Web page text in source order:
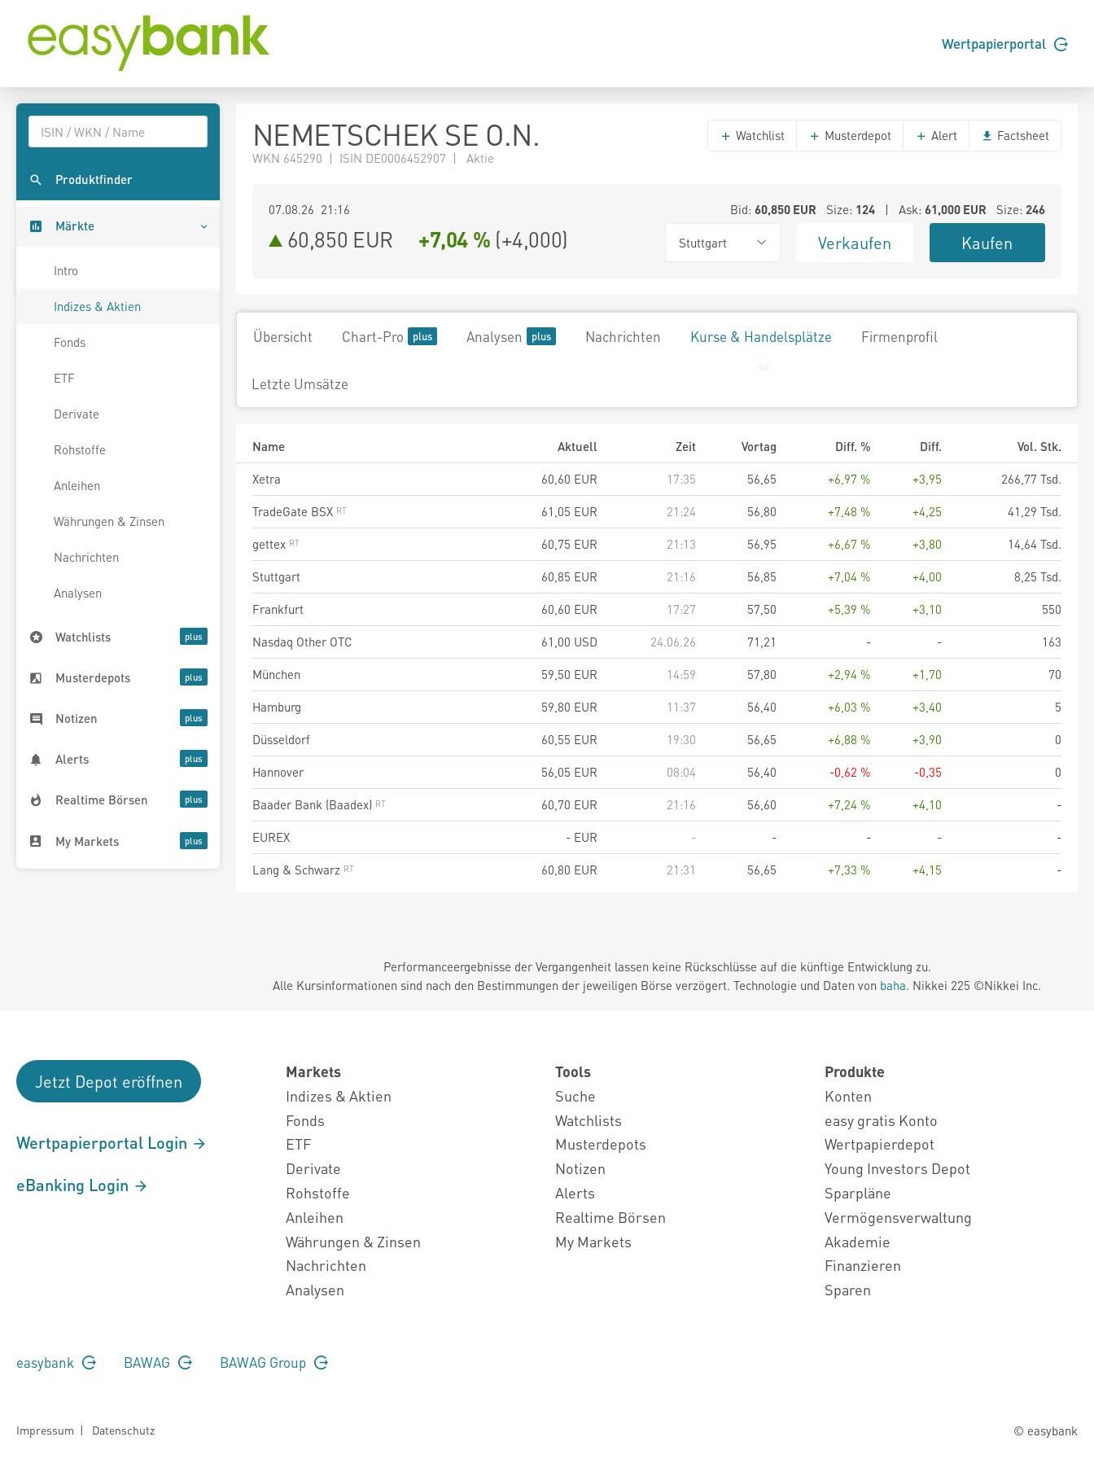
Wertpapierportal
Produktfinder
Märkte
Intro
Indizes & Aktien
Fonds
ETF
Derivate
Rohstoffe
Anleihen
Währungen & Zinsen
Nachrichten
Analysen
Watchlists
Musterdepots
Notizen
Alerts
Realtime Börsen
My Markets
NEMETSCHEK SE O.N.
WKN 645290 | ISIN DE0006452907 | Aktie
Watchlist Musterdepot Alert Factsheet
07.08.26 21:16 Bid: 60,850EUR Size: 124| Ask: 61,000EUR Size: 246
60,850 EUR +7,04 % (+4,000) Stuttgart Verkaufen Kaufen
Übersicht Chart-Pro Analysen Nachrichten Kurse & Handelsplätze Firmenprofil
Letzte Umsätze
Name Aktuell Zeit Vortag Diff. % Diff.
Vol. Stk.
Xetra
60,60 EUR 17:35 56,65 +6,97 % +3,95
266,77 Tsd.
TradeGate BSX
61,05 EUR 21:24 56,80 +7,48 % +4,25
41,29 Tsd.
gettex
60,75 EUR 21:13 56,95 +6,67 % +3,80
14,64 Tsd.
Stuttgart
60,85 EUR 21:16 56,85 +7,04 % +4,00
8,25 Tsd.
Frankfurt
60,60 EUR 17:27 57,50 +5,39 % +3,10
550
Nasdaq Other OTC
61,00 USD 24.06.26 71,21 - -
163
München
59,50 EUR 14:59 57,80 +2,94 % +1,70
70
Hamburg
59,80 EUR 11:37 56,40 +6,03 % +3,40
5
Düsseldorf
60,55 EUR 19:30 56,65 +6,88 % +3,90
0
Hannover
56,05 EUR 08:04 56,40 -0,62 % -0,35
0
Baader Bank (Baadex)
60,70 EUR 21:16 56,60 +7,24 % +4,10
-
EUREX
- EUR - - - -
-
Lang & Schwarz
60,80 EUR 21:31 56,65 +7,33 % +4,15 -
Performanceergebnisse der Vergangenheit lassen keine Rückschlüsse auf die künftige Entwicklung zu.
Alle Kursinformationen sind nach den Bestimmungen der jeweiligen Börse verzögert. Technologie und Daten von baha. Nikkei 225 ©Nikkei Inc.
Jetzt Depot eröffnen
Wertpapierportal Login
eBanking Login
Markets
Indizes & Aktien
Fonds
ETF
Derivate
Rohstoffe
Anleihen
Währungen & Zinsen
Nachrichten
Analysen
Tools
Suche
Watchlists
Musterdepots
Notizen
Alerts
Realtime Börsen
My Markets
Produkte
Konten
easy gratis Konto
Wertpapierdepot
Young Investors Depot
Sparpläne
Vermögensverwaltung
Akademie
Finanzieren
Sparen
easybank BAWAG BAWAG Group
Impressum | Datenschutz © easybank